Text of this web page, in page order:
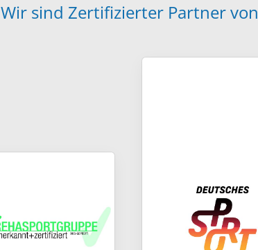
Wir sind Zertifizierter Partner von